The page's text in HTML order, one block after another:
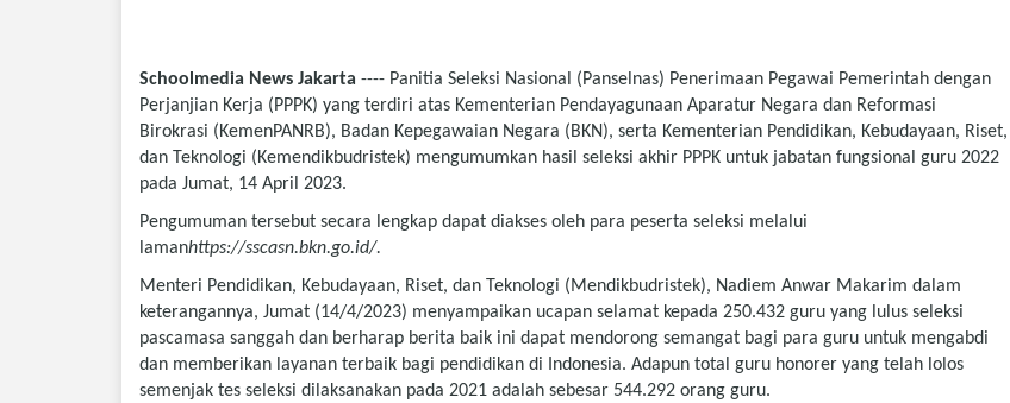
Schoolmedia News Jakarta ---- Panitia Seleksi Nasional (Panselnas) Penerimaan Pegawai Pemerintah dengan
Perjanjian Kerja (PPPK) yang terdiri atas Kementerian Pendayagunaan Aparatur Negara dan Reformasi
Birokrasi (KemenPANRB), Badan Kepegawaian Negara (BKN), serta Kementerian Pendidikan, Kebudayaan, Riset,
dan Teknologi (Kemendikbudristek) mengumumkan hasil seleksi akhir PPPK untuk jabatan fungsional guru 2022
pada Jumat, 14 April 2023.
Pengumuman tersebut secara lengkap dapat diakses oleh para peserta seleksi melalui
lamanhttps://sscasn.bkn.go.id/.
Menteri Pendidikan, Kebudayaan, Riset, dan Teknologi (Mendikbudristek), Nadiem Anwar Makarim dalam
keterangannya, Jumat (14/4/2023) menyampaikan ucapan selamat kepada 250.432 guru yang lulus seleksi
pascamasa sanggah dan berharap berita baik ini dapat mendorong semangat bagi para guru untuk mengabdi
dan memberikan layanan terbaik bagi pendidikan di Indonesia. Adapun total guru honorer yang telah lolos
semenjak tes seleksi dilaksanakan pada 2021 adalah sebesar 544.292 orang guru.